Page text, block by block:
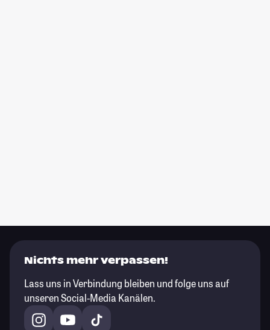
Nichts mehr verpassen!
Lass uns in Verbindung bleiben und folge uns auf
unseren Social-Media Kanälen.